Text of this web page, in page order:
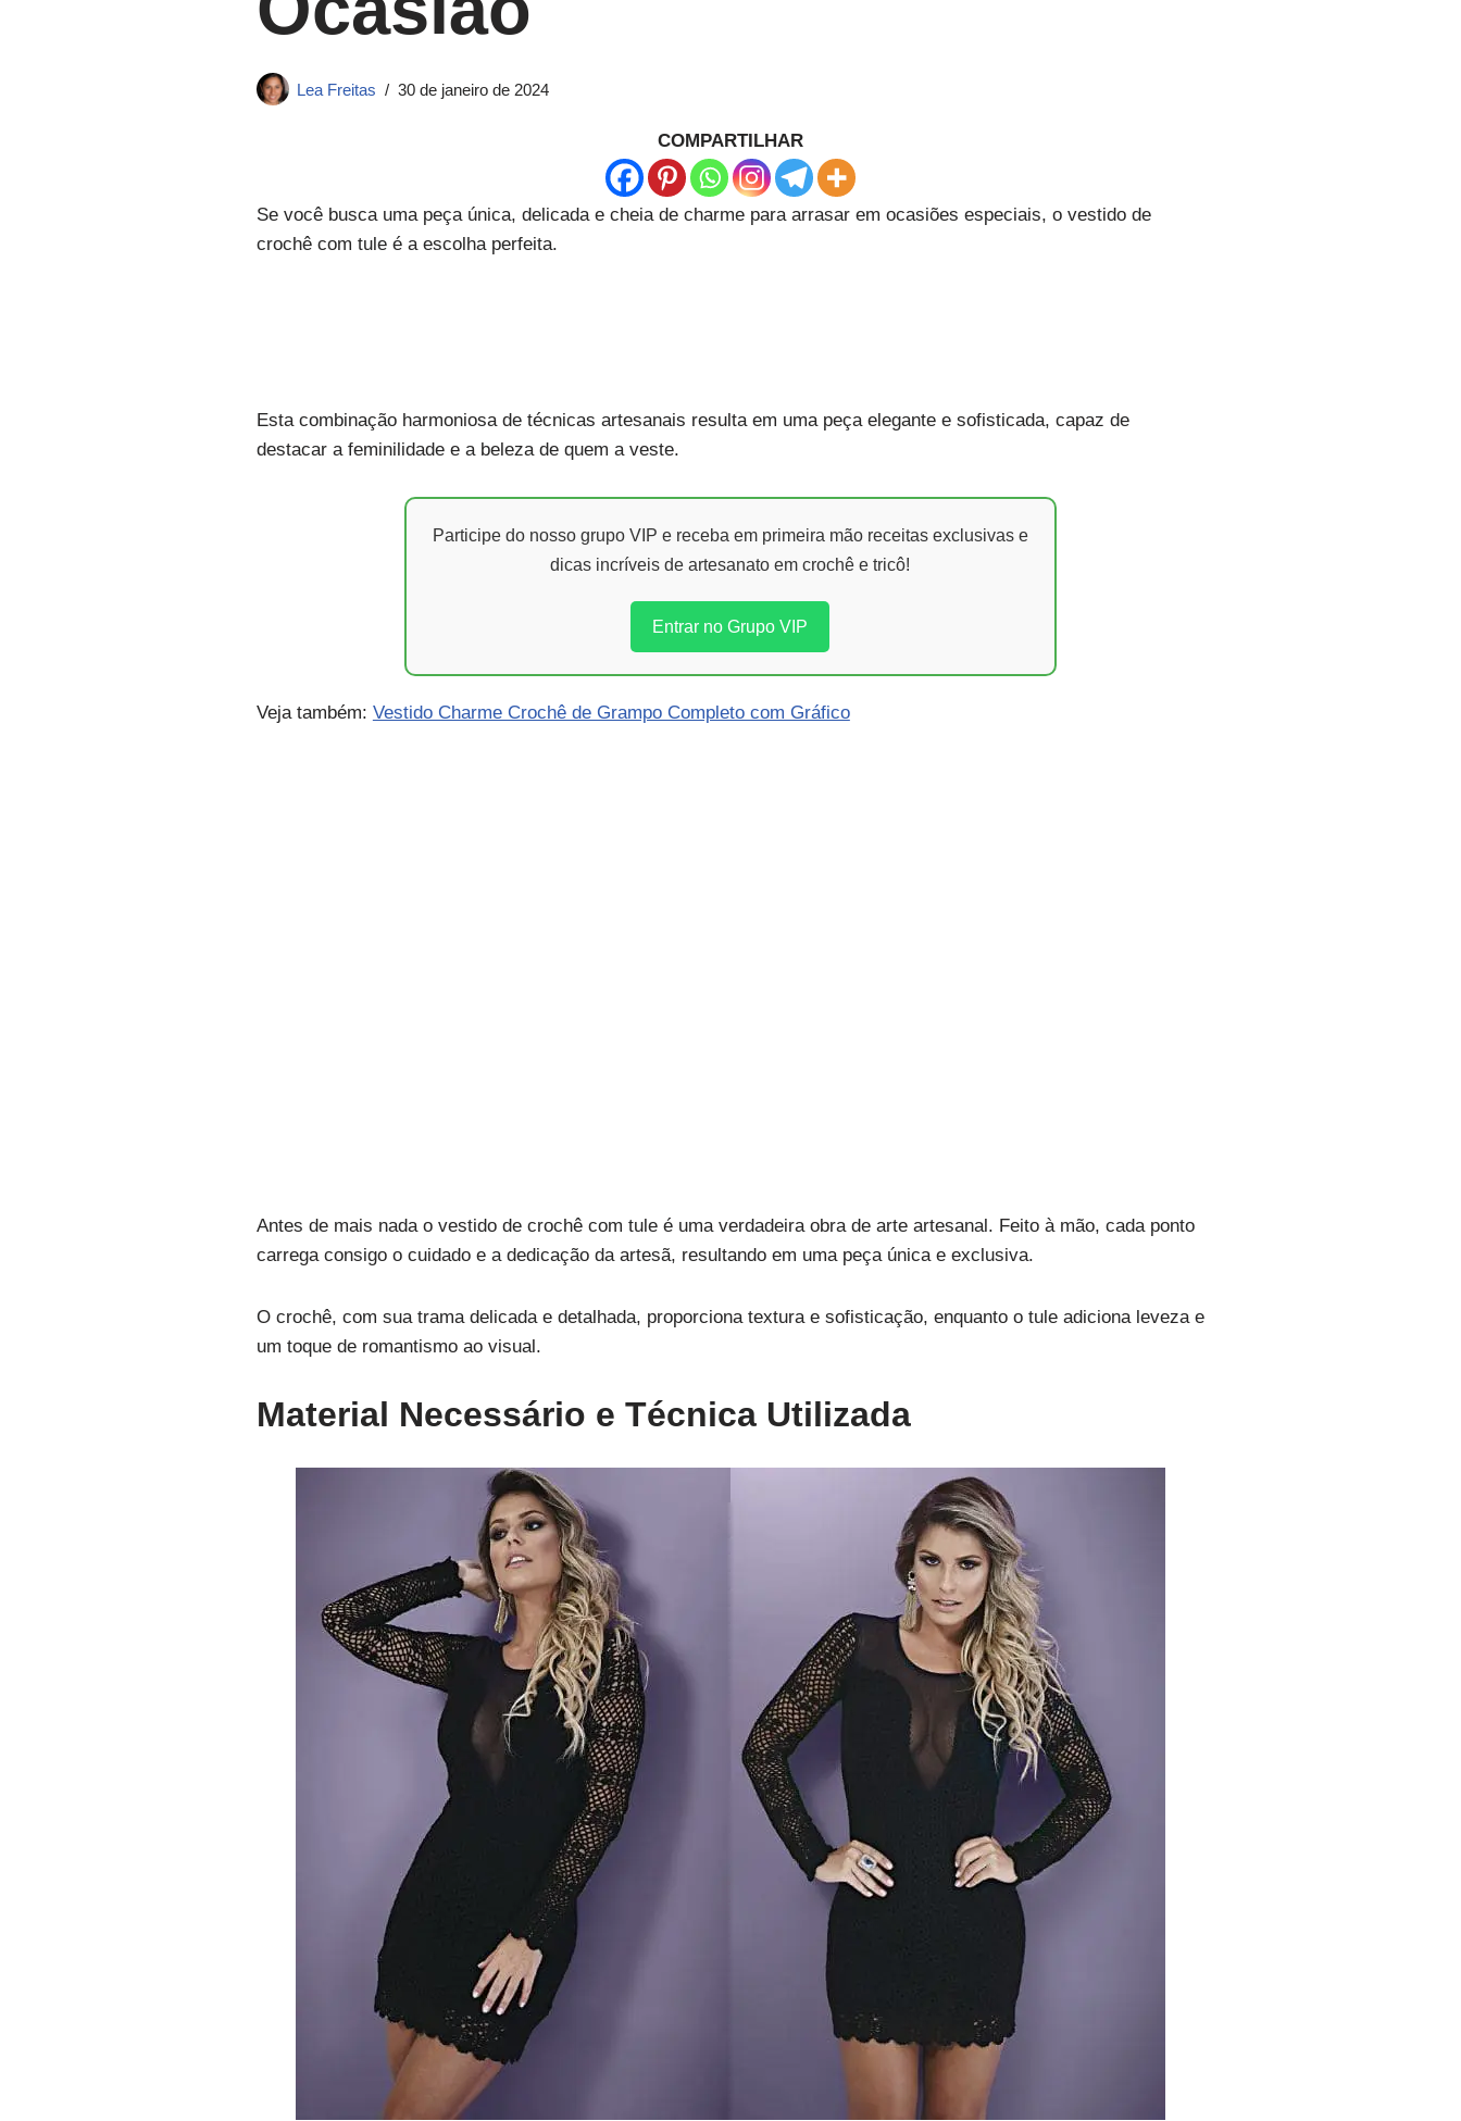
Lea Freitas 30 de janeiro de 2024
COMPARTILHAR
Se você busca uma peça única, delicada e cheia de charme para arrasar em ocasiões especiais, o vestido de
crochê com tule é a escolha perfeita.
Esta combinação harmoniosa de técnicas artesanais resulta em uma peça elegante e sofisticada, capaz de
destacar a feminilidade e a beleza de quem a veste.
Participe do nosso grupo VIP e receba em primeira mão receitas exclusivas e
dicas incríveis de artesanato em crochê e tricô!
Entrar no Grupo VIP
Veja também: Vestido Charme Crochê de Grampo Completo com Gráfico
Antes de mais nada o vestido de crochê com tule é uma verdadeira obra de arte artesanal. Feito à mão, cada ponto
carrega consigo o cuidado e a dedicação da artesã, resultando em uma peça única e exclusiva.
O crochê, com sua trama delicada e detalhada, proporciona textura e sofisticação, enquanto o tule adiciona leveza e
um toque de romantismo ao visual.
Material Necessário e Técnica Utilizada